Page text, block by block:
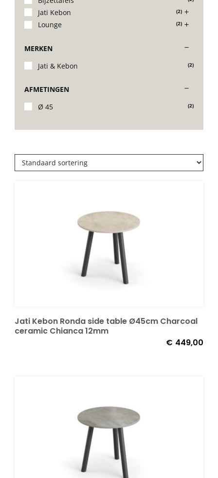
Stoelen
Tafels
Barset
Jati Kebon (2)
Lounge (2)
MERKEN
Jati & Kebon
(2)
AFMETINGEN
Ø 45
(2)
Jati Kebon Ronda side table Ø45cm Charcoal
ceramic Chianca 12mm
€ 449,00